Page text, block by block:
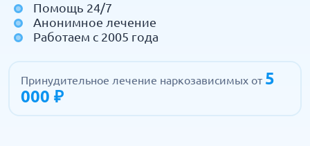
Помощь 24/7
Анонимное лечение
Работаем с 2005 года
Принудительное лечение наркозависимых от 5
000 ₽